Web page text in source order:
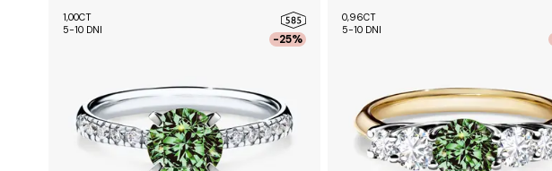
-25%
1,00CT
5-10 DNI
0,96CT
5-10 DNI